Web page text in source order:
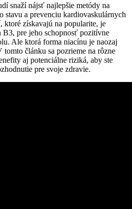
snaží nájsť najlepšie metódy na
stavu a prevenciu kardiovaskulárnych
ktoré získavajú na popularite, je
pre jeho schopnosť pozitívne
Ale ktorá forma niacínu je naozaj
tomto článku sa pozrieme na rôzne
aj potenciálne riziká, aby ste
pre svoje zdravie.